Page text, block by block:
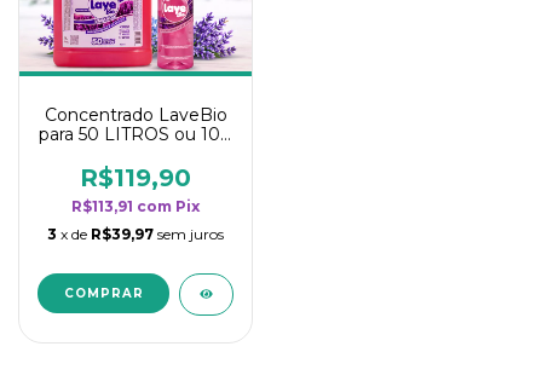
Concentrado LaveBio
para 50 LITROS ou 100
rendimento da
categoria - Lavanda
R$119,90
R$113,91 com Pix
3 x de R$39,97 sem juros